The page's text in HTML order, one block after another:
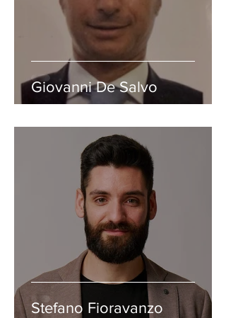
Giovanni De Salvo
Stefano Fioravanzo